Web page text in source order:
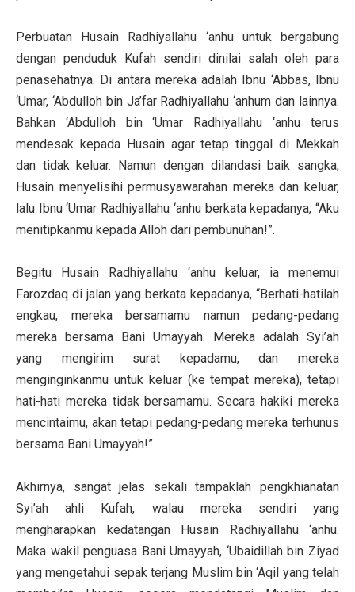
Perbuatan Husain Radhiyallahu ‘anhu untuk bergabung
dengan penduduk Kufah sendiri dinilai salah oleh para
penasehatnya. Di antara mereka adalah Ibnu ‘Abbas, Ibnu
‘Umar, ‘Abdulloh bin Ja’far Radhiyallahu ‘anhum dan lainnya.
Bahkan ‘Abdulloh bin ‘Umar Radhiyallahu ‘anhu terus
mendesak kepada Husain agar tetap tinggal di Mekkah
dan tidak keluar. Namun dengan dilandasi baik sangka,
Husain menyelisihi permusyawarahan mereka dan keluar,
lalu Ibnu ‘Umar Radhiyallahu ‘anhu berkata kepadanya, “Aku
menitipkanmu kepada Alloh dari pembunuhan!”.
Begitu Husain Radhiyallahu ‘anhu keluar, ia menemui
Farozdaq di jalan yang berkata kepadanya, “Berhati-hatilah
engkau, mereka bersamamu namun pedang-pedang
mereka bersama Bani Umayyah. Mereka adalah Syi’ah
yang mengirim surat kepadamu, dan mereka
menginginkanmu untuk keluar (ke tempat mereka), tetapi
hati-hati mereka tidak bersamamu. Secara hakiki mereka
mencintaimu, akan tetapi pedang-pedang mereka terhunus
bersama Bani Umayyah!”
Akhirnya, sangat jelas sekali tampaklah pengkhianatan
Syi’ah ahli Kufah, walau mereka sendiri yang
mengharapkan kedatangan Husain Radhiyallahu ‘anhu.
Maka wakil penguasa Bani Umayyah, ‘Ubaidillah bin Ziyad
yang mengetahui sepak terjang Muslim bin ‘Aqil yang telah